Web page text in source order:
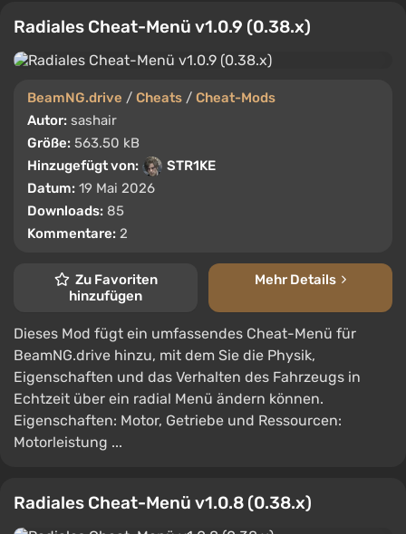
Radiales Cheat-Menü v1.0.9 (0.38.x)
BeamNG.drive / Cheats / Cheat-Mods
Autor: sashair
Größe: 563.50 kB
Hinzugefügt von:
STR1KE
Datum: 19 Mai 2026
Downloads: 85
Kommentare: 2
Zu Favoriten
hinzufügen
Mehr Details
Dieses Mod fügt ein umfassendes Cheat-Menü für
BeamNG.drive hinzu, mit dem Sie die Physik,
Eigenschaften und das Verhalten des Fahrzeugs in
Echtzeit über ein radial Menü ändern können.
Eigenschaften: Motor, Getriebe und Ressourcen:
Motorleistung ...
Radiales Cheat-Menü v1.0.8 (0.38.x)